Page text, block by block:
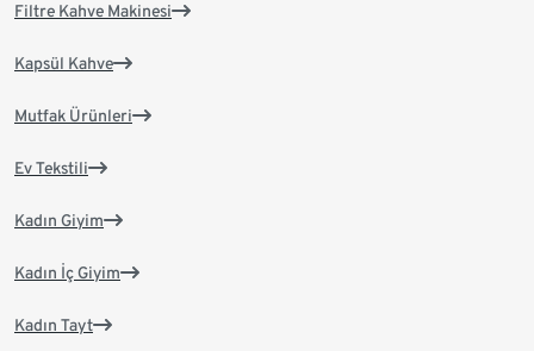
Filtre Kahve Makinesi
Kapsül Kahve
Mutfak Ürünleri
Ev Tekstili
Kadın Giyim
Kadın İç Giyim
Kadın Tayt